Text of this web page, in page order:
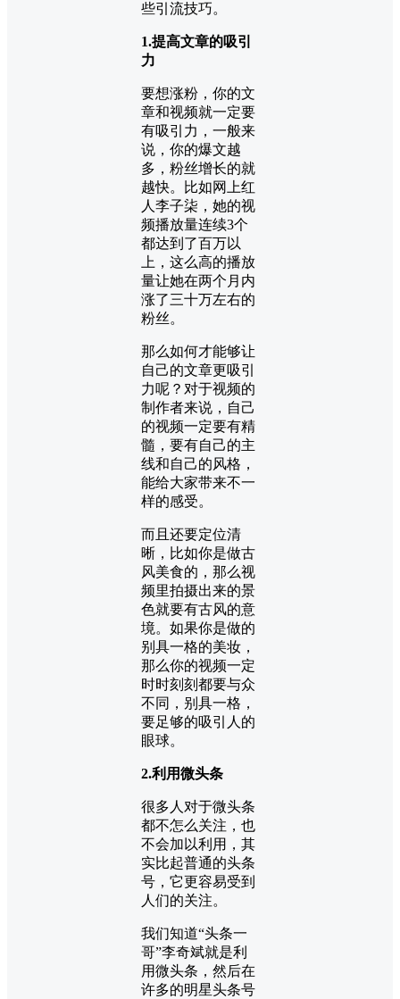
些引流技巧。
1.提高文章的吸引
力
要想涨粉，你的文
章和视频就一定要
有吸引力，一般来
说，你的爆文越
多，粉丝增长的就
越快。比如网上红
人李子柒，她的视
频播放量连续3个
都达到了百万以
上，这么高的播放
量让她在两个月内
涨了三十万左右的
粉丝。
那么如何才能够让
自己的文章更吸引
力呢？对于视频的
制作者来说，自己
的视频一定要有精
髓，要有自己的主
线和自己的风格，
能给大家带来不一
样的感受。
而且还要定位清
晰，比如你是做古
风美食的，那么视
频里拍摄出来的景
色就要有古风的意
境。如果你是做的
别具一格的美妆，
那么你的视频一定
时时刻刻都要与众
不同，别具一格，
要足够的吸引人的
眼球。
2.利用微头条
很多人对于微头条
都不怎么关注，也
不会加以利用，其
实比起普通的头条
号，它更容易受到
人们的关注。
我们知道“头条一
哥”李奇斌就是利
用微头条，然后在
许多的明星头条号